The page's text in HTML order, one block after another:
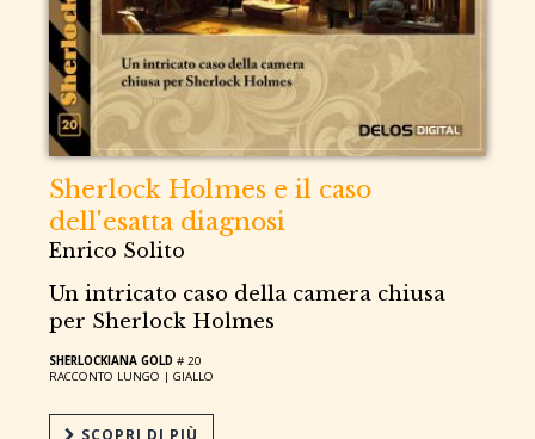
Sherlock Holmes e il caso
dell'esatta diagnosi
Enrico Solito
Un intricato caso della camera chiusa
per Sherlock Holmes
SHERLOCKIANA GOLD # 20
RACCONTO LUNGO |GIALLO
SCOPRI DI PIÙ